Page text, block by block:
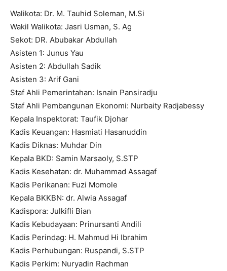
Walikota: Dr. M. Tauhid Soleman, M.Si
Wakil Walikota: Jasri Usman, S. Ag
Sekot: DR. Abubakar Abdullah
Asisten 1: Junus Yau
Asisten 2: Abdullah Sadik
Asisten 3: Arif Gani
Staf Ahli Pemerintahan: Isnain Pansiradju
Staf Ahli Pembangunan Ekonomi: Nurbaity Radjabessy
Kepala Inspektorat: Taufik Djohar
Kadis Keuangan: Hasmiati Hasanuddin
Kadis Diknas: Muhdar Din
Kepala BKD: Samin Marsaoly, S.STP
Kadis Kesehatan: dr. Muhammad Assagaf
Kadis Perikanan: Fuzi Momole
Kepala BKKBN: dr. Alwia Assagaf
Kadispora: Julkifli Bian
Kadis Kebudayaan: Prinursanti Andili
Kadis Perindag: H. Mahmud Hi Ibrahim
Kadis Perhubungan: Ruspandi, S.STP
Kadis Perkim: Nuryadin Rachman